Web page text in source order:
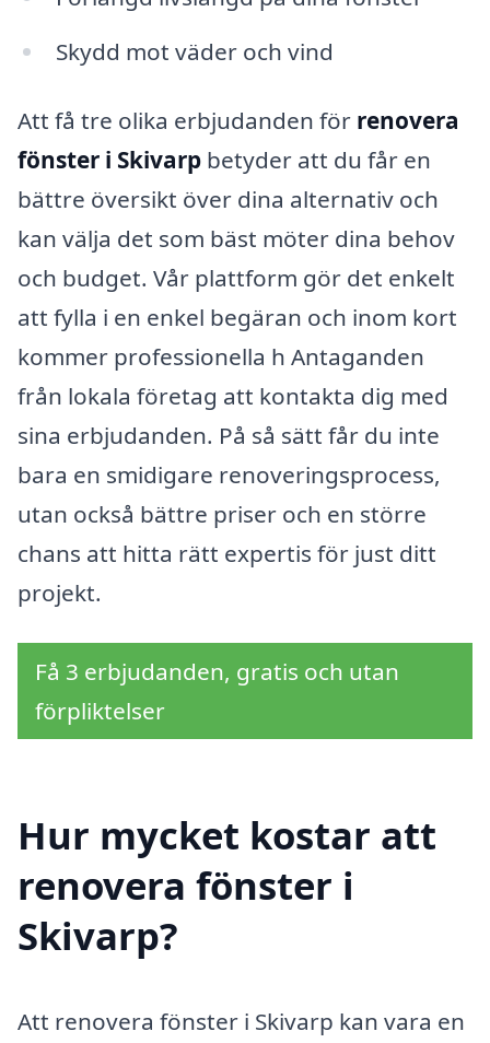
Skydd mot väder och vind
Att få tre olika erbjudanden för renovera
fönster i Skivarp betyder att du får en
bättre översikt över dina alternativ och
kan välja det som bäst möter dina behov
och budget. Vår plattform gör det enkelt
att fylla i en enkel begäran och inom kort
kommer professionella h Antaganden
från lokala företag att kontakta dig med
sina erbjudanden. På så sätt får du inte
bara en smidigare renoveringsprocess,
utan också bättre priser och en större
chans att hitta rätt expertis för just ditt
projekt.
Få 3 erbjudanden, gratis och utan
förpliktelser
Hur mycket kostar att
renovera fönster i
Skivarp?
Att renovera fönster i Skivarp kan vara en